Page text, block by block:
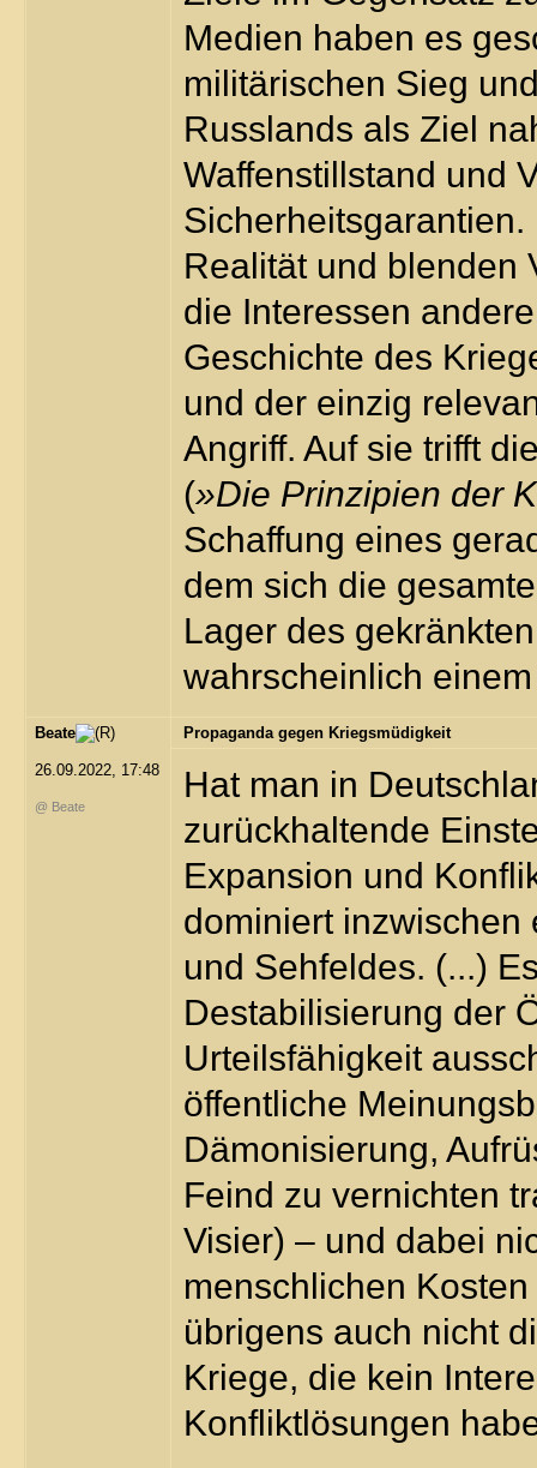
Medien haben es
militärischen Sieg
Russlands als Ziel
Waffenstillstand und
Realität und blenden
die Interessen
Geschichte des
und der einzig
Angriff. Auf sie trifft
(»Die Prinzipien der
Schaffung eines
dem sich die
Lager des
wahrscheinlich
Beate
26.09.2022, 17:48
@ Beate
Propaganda gegen Kriegsmüdigkeit
Hat man in
zurückhaltende
Expansion und
dominiert inzwischen
und Sehfeldes. (...)
Destabilisierung der
Urteilsfähigkeit
öffentliche
Dämonisierung,
Feind zu vernichten
Visier) – und dabei
menschlichen
übrigens auch nicht
Kriege, die kein
Konfliktlösungen